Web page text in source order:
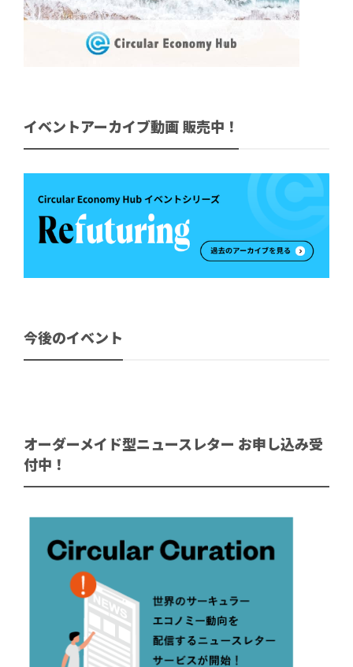
イベントアーカイブ動画 販売中！
今後のイベント
オーダーメイド型ニュースレター お申し込み受
付中！